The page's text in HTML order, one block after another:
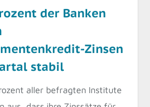
der Banken
Zinsen
stabil
aller befragten Institute